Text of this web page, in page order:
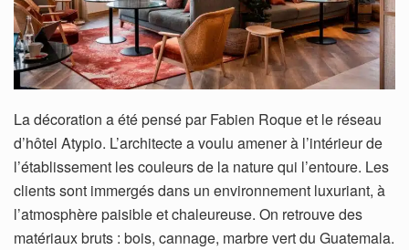
La décoration a été pensé par Fabien Roque et le réseau
d’hôtel Atypio. L’architecte a voulu amener à l’intérieur de
l’établissement les couleurs de la nature qui l’entoure. Les
clients sont immergés dans un environnement luxuriant, à
l’atmosphère paisible et chaleureuse. On retrouve des
matériaux bruts : bois, cannage, marbre vert du Guatemala.